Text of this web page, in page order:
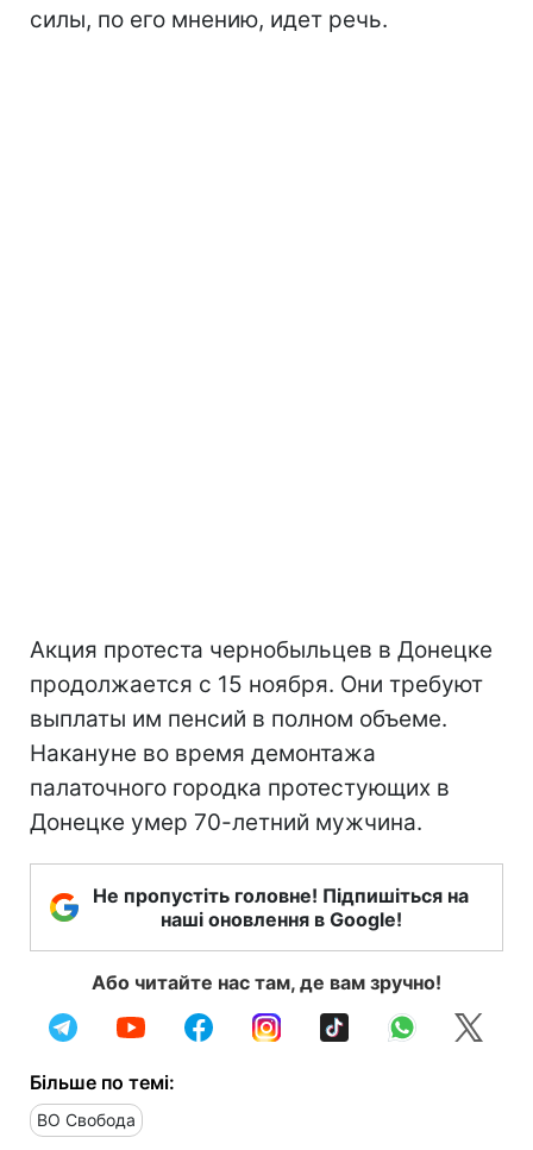
силы, по его мнению, идет речь.
Акция протеста чернобыльцев в Донецке
продолжается с 15 ноября. Они требуют
выплаты им пенсий в полном объеме.
Накануне во время демонтажа
палаточного городка протестующих в
Донецке умер 70-летний мужчина.
Не пропустіть головне! Підпишіться на
наші оновлення в Google!
Або читайте нас там, де вам зручно!
Більше по темі:
ВО Свобода